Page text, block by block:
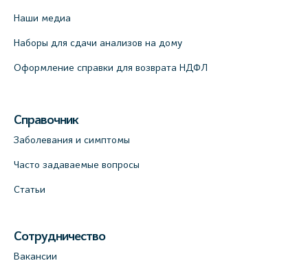
Наши медиа
Наборы для сдачи анализов на дому
Оформление справки для возврата НДФЛ
Справочник
Заболевания и симптомы
Часто задаваемые вопросы
Статьи
Сотрудничество
Вакансии